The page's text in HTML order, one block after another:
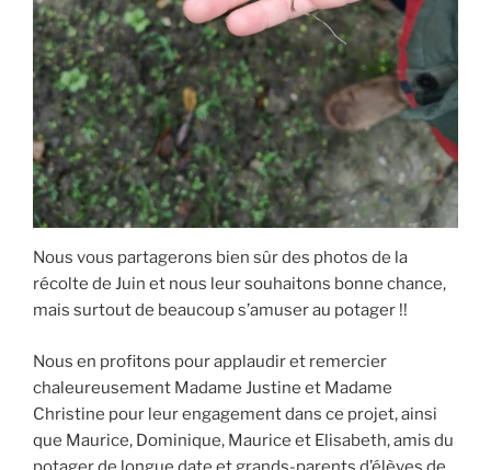
Nous vous partagerons bien sûr des photos de la
récolte de Juin et nous leur souhaitons bonne chance,
mais surtout de beaucoup s’amuser au potager !!
Nous en profitons pour applaudir et remercier
chaleureusement Madame Justine et Madame
Christine pour leur engagement dans ce projet, ainsi
que Maurice, Dominique, Maurice et Elisabeth, amis du